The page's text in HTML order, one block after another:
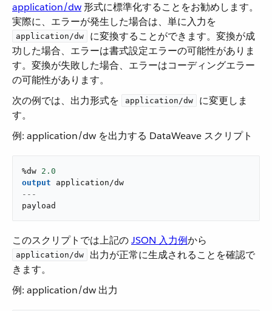
application/dw​ 形式に標準化することをお勧めします。
実際に、エラーが発生した場合は、単に入力を ​
application/dw
​ に変換することができます。変換が成
功した場合、エラーは書式設定エラーの可能性がありま
す。変換が失敗した場合、エラーはコーディングエラー
の可能性があります。
次の例では、出力形式を ​
application/dw
​ に変更しま
す。
例: application/dw を出力する DataWeave スクリプト
%dw 2.0
output
application/dw
---
payload
このスクリプトでは上記の ​JSON 入力例​から ​
application/dw
​ 出力が正常に生成されることを確認で
きます。
例: application/dw 出力